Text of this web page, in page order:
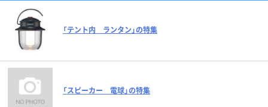
「テント内 ランタン」の特集
「スピーカー 電球」の特集